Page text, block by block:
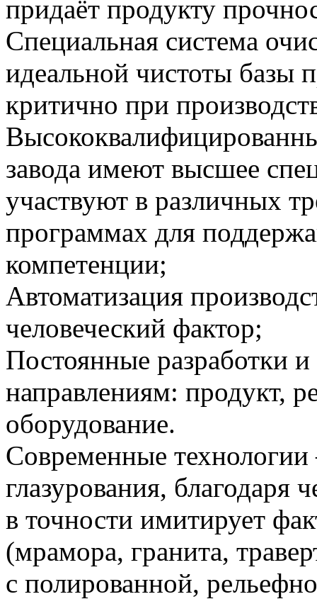
придаёт продукту
Специальная система
идеальной чистоты базы
критично при
завода имеют высшее
участвуют в различных
программах для
компетенции;
Автоматизация
человеческий фактор;
Постоянные разработки
направлениям: продукт,
оборудование.
Современные
глазурования, благодаря
в точности имитирует
(мрамора, гранита,
с полированной,